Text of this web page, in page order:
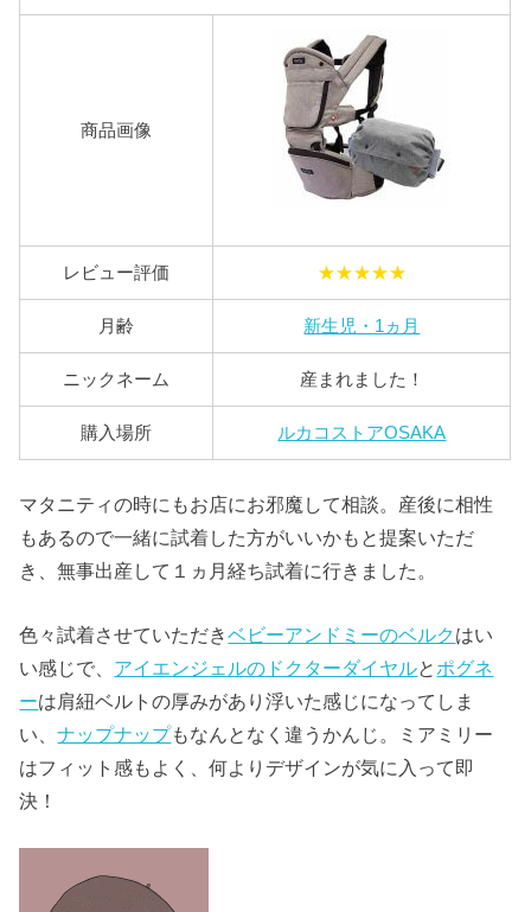
商品画像
レビュー評価 ★★★★★
月齢 新生児・1ヵ月
ニックネーム 産まれました！
購入場所 ルカコストアOSAKA
マタニティの時にもお店にお邪魔して相談。産後に相性
もあるので一緒に試着した方がいいかもと提案いただ
き、無事出産して１ヵ月経ち試着に行きました。
色々試着させていただきベビーアンドミーのベルクはい
い感じで、 アイエンジェルのドクターダイヤルと ポグネ
ーは肩紐ベルトの厚みがあり浮いた感じになってしま
い、ナップナップもなんとなく違うかんじ。ミアミリー
はフィット感もよく、何よりデザインが気に入って即
決！